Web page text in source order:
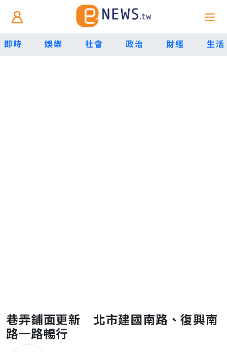
即時 娛樂 社會 政治 財經 生活
巷弄鋪面更新 北市建國南路、復興南
路一路暢行